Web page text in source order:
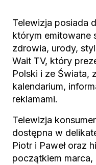
Telewizja posiada
którym emitowane
zdrowia, urody,
Wait TV, który
Polski i ze Świata,
kalendarium,
reklamami.
Telewizja
dostępna w
Piotr i Paweł oraz
początkiem marca,